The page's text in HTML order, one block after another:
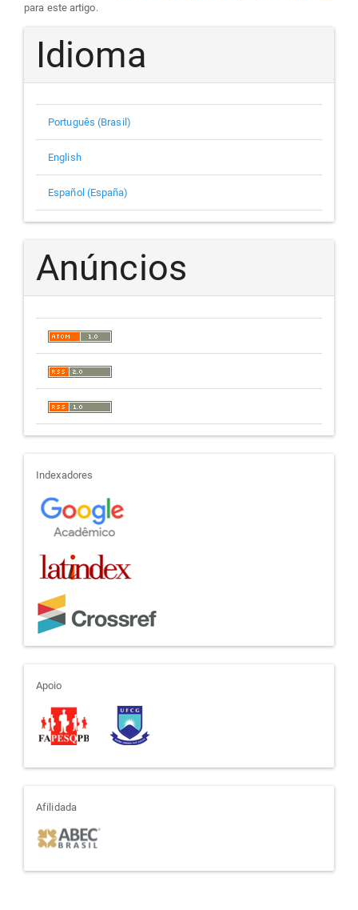
para este artigo.
Idioma
Português (Brasil)
English
Español (España)
Anúncios
indexadores
Indexadores
apoio
Apoio
afiliada
Afilidada